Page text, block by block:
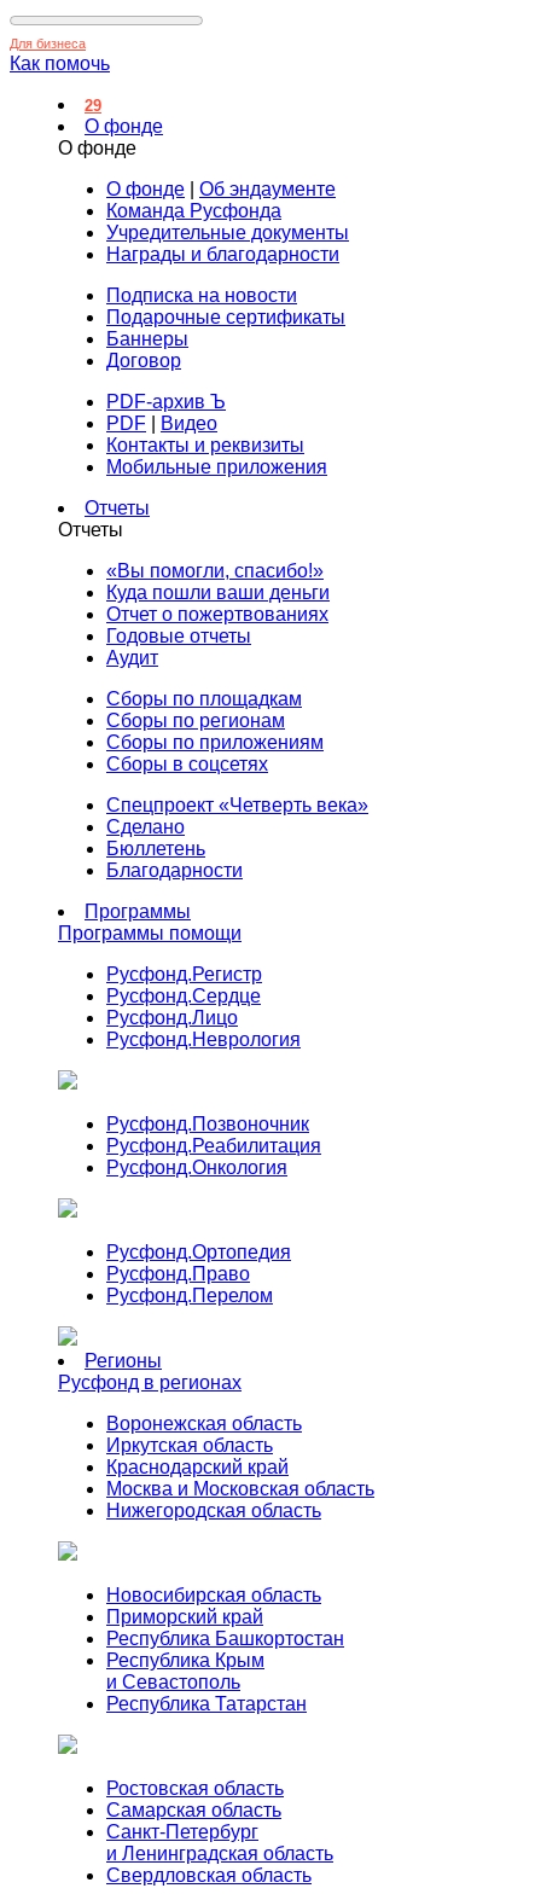
Для бизнеса
Как помочь
29
О фонде
О фонде
О фонде
Об эндаументе
Команда Русфонда
Учредительные документы
Награды и благодарности
Подписка на новости
Подарочные сертификаты
Баннеры
Договор
PDF-архив Ъ
PDF
Видео
Контакты и реквизиты
Мобильные приложения
Отчеты
Отчеты
«Вы помогли, спасибо!»
Куда пошли ваши деньги
Отчет о пожертвованиях
Годовые отчеты
Аудит
Сборы по площадкам
Сборы по регионам
Сборы по приложениям
Сборы в соцсетях
Спецпроект «Четверть века»
Сделано
Бюллетень
Благодарности
Программы
Программы помощи
Русфонд.Регистр
Русфонд.Сердце
Русфонд.Лицо
Русфонд.Неврология
Русфонд.Позвоночник
Русфонд.Реабилитация
Русфонд.Онкология
Русфонд.Ортопедия
Русфонд.Право
Русфонд.Перелом
Регионы
Русфонд в регионах
Воронежская область
Иркутская область
Краснодарский край
Москва и Московская область
Нижегородская область
Новосибирская область
Приморский край
Республика Башкортостан
Республика Крым
и Севастополь
Республика Татарстан
Ростовская область
Самарская область
Санкт-Петербург
и Ленинградская область
Свердловская область